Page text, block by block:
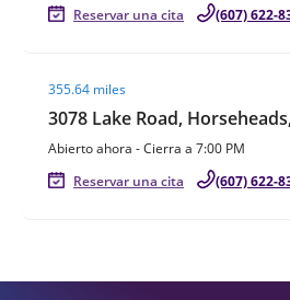
Reservar una cita (607) 622-
355.64 miles
3078 Lake Road,
Abierto ahora -Cierra a 7:00 PM
Reservar una cita
(607) 622-